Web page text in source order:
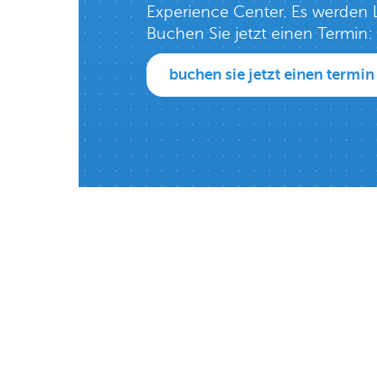
Experience Center. Es
Buchen Sie jetzt einen Termin:
buchen sie jetzt einen termin